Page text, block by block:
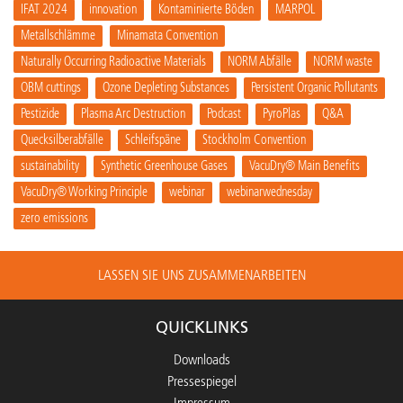
IFAT 2024 innovation Kontaminierte Böden
MARPOL
Metallschlämme
Minamata Convention
Naturally Occurring Radioactive Materials
NORM Abfälle
NORM waste
OBM cuttings
Ozone Depleting Substances
Persistent Organic Pollutants
Pestizide
Plasma Arc Destruction Podcast PyroPlas
Q&A
Quecksilberabfälle
Schleifspäne
Stockholm Convention
sustainability
Synthetic Greenhouse Gases
VacuDry® Main Benefits
VacuDry® Working Principle
webinar
webinarwednesday
zero emissions
LASSEN SIE UNS ZUSAMMENARBEITEN
QUICKLINKS
Downloads
Pressespiegel